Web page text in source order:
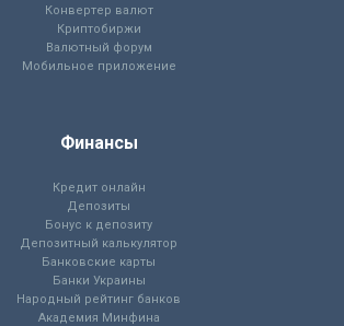
Конвертер валют
Криптобиржи
Валютный форум
Мобильное приложение
Финансы
Кредит онлайн
Депозиты
Бонус к депозиту
Депозитный калькулятор
Банковские карты
Банки Украины
Народный рейтинг банков
Академия Минфина